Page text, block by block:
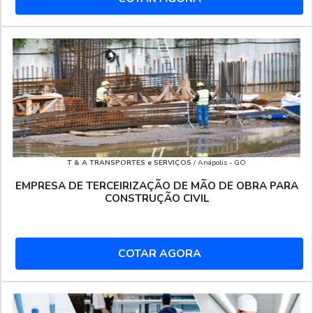
T & A TRANSPORTES e SERVIÇOS / Anápolis - GO
EMPRESA DE TERCEIRIZAÇÃO DE MÃO DE OBRA PARA
CONSTRUÇÃO CIVIL
COTAR AGORA